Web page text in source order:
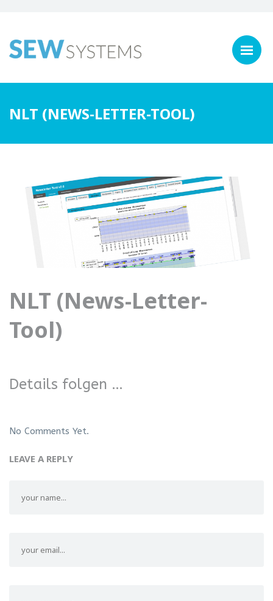
NLT (NEWS-LETTER-TOOL)
NLT (News-Letter-
Tool)
Details folgen …
No Comments Yet.
LEAVE A REPLY